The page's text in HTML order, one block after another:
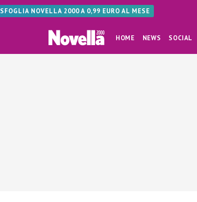
SFOGLIA NOVELLA 2000 A 0,99 EURO AL MESE
HOME NEWS SOCIAL